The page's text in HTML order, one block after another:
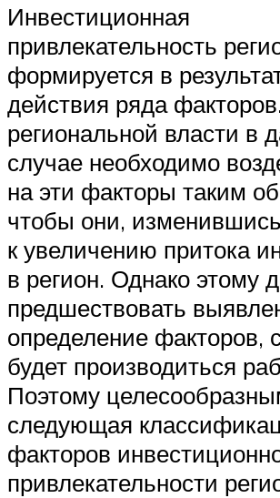
Инвестиционная
привлекательность
формируется в
действия ряда
региональной власти в
случае необходимо
на эти факторы таким
чтобы они,
к увеличению притока
в регион. Однако этому
предшествовать
определение факторов,
будет производиться
Поэтому
следующая
факторов
привлекательности